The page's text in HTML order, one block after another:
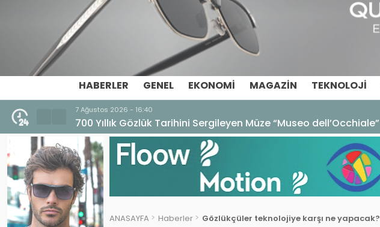
HABERLER GENEL EKONOMI MAGAZIN TEKNOLOJI
7 Ağustos 2026 - 16:40
700 Yıllık Gözlük Tarihini Sergileyen Müze “Museo dell’Occhiale”
ANASAYFA Haberler Gözlükçüler teknolojiye karşı ne yapacak?